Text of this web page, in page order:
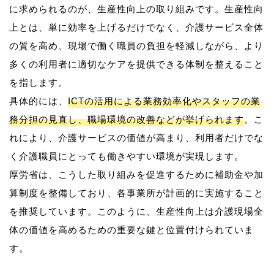
に求められるのが、生産性向上の取り組みです。生産性向
上とは、単に効率を上げるだけでなく、介護サービス全体
の質を高め、現場で働く職員の負担を軽減しながら、より
多くの利用者に適切なケアを提供できる体制を整えること
を指します。
具体的には、 ICTの活用による業務効率化やスタッフの業
務分担の見直し、職場環境の改善などが挙げられます。こ
れにより、介護サービスの価値が高まり、利用者だけでな
く介護職員にとっても働きやすい環境が実現します。
厚労省は、こうした取り組みを促進するために補助金や加
算制度を整備しており、各事業所が計画的に実施すること
を推奨しています。このように、生産性向上は介護現場全
体の価値を高めるための重要な鍵と位置付けられていま